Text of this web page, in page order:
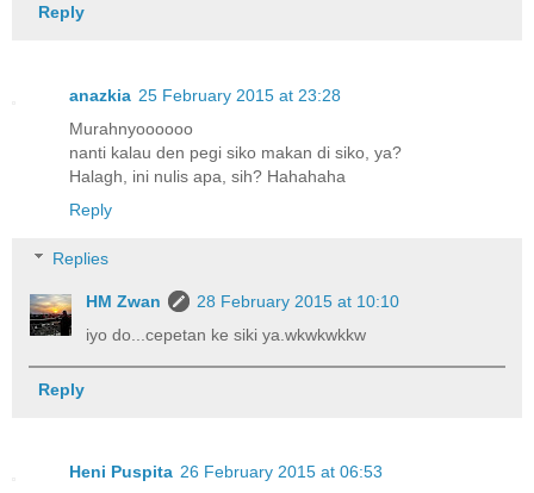
Reply
anazkia 25 February 2015 at 23:28
Murahnyoooooo
nanti kalau den pegi siko makan di siko, ya?
Halagh, ini nulis apa, sih? Hahahaha
Reply
Replies
HM Zwan
28 February 2015 at 10:10
iyo do...cepetan ke siki ya.wkwkwkkw
Reply
Heni Puspita 26 February 2015 at 06:53